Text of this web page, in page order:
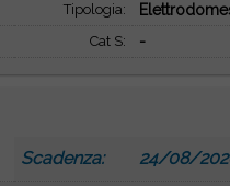
Tipologia:
Cat S: -
Scadenza: 24/08/